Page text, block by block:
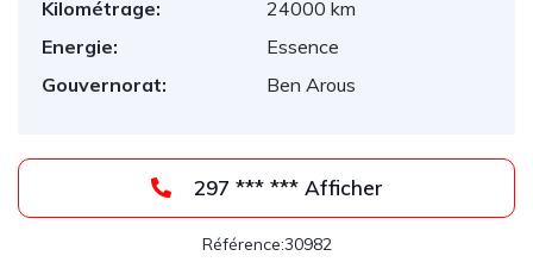
Kilométrage:
24000 km
Energie:
Essence
Gouvernorat:
Ben Arous
297 *** *** Afficher
Référence:30982